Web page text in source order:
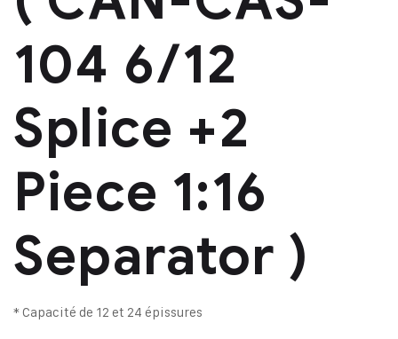
104 6/12
Splice +2
Piece 1:16
Separator )
* Capacité de 12 et 24 épissures